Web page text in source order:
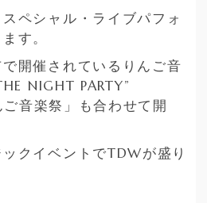
ペシャル・ライブパフォ
す。
開催されているりんご音
NIGHT PARTY”
音楽祭」も合わせて開
クイベントでTDWが盛り